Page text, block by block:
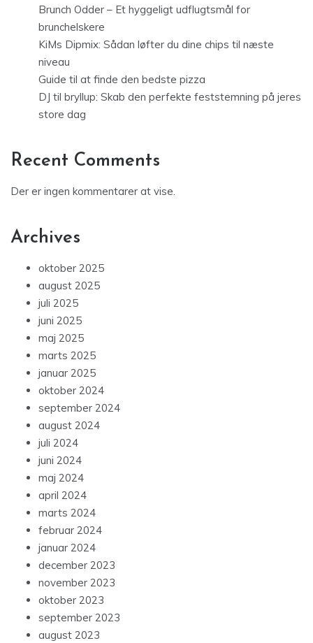
Brunch Odder – Et hyggeligt udflugtsmål for
brunchelskere
KiMs Dipmix: Sådan løfter du dine chips til næste
niveau
Guide til at finde den bedste pizza
DJ til bryllup: Skab den perfekte feststemning på jeres
store dag
Recent Comments
Der er ingen kommentarer at vise.
Archives
oktober 2025
august 2025
juli 2025
juni 2025
maj 2025
marts 2025
januar 2025
oktober 2024
september 2024
august 2024
juli 2024
juni 2024
maj 2024
april 2024
marts 2024
februar 2024
januar 2024
december 2023
november 2023
oktober 2023
september 2023
august 2023